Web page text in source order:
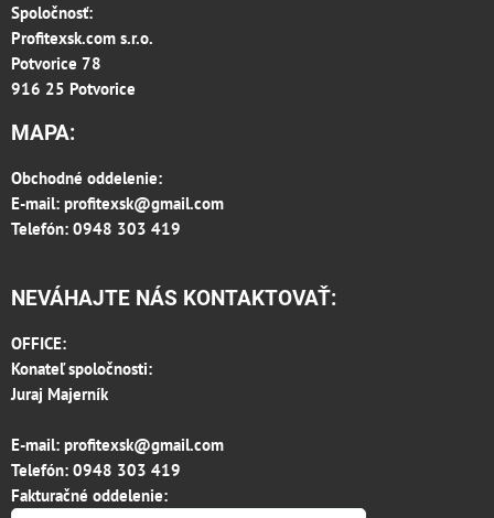
Spoločnosť:
Profitexsk.com s.r.o.
Potvorice 78
916 25 Potvorice
MAPA:
Obchodné oddelenie:
E-mail: profitexsk@gmail.com
Telefón: 0948 303 419
NEVÁHAJTE NÁS KONTAKTOVAŤ:
OFFICE:
Konateľ spoločnosti:
Juraj Majerník
E-mail: profitexsk@gmail.com
Telefón: 0948 303 419
Fakturačné oddelenie: